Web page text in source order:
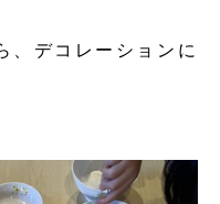
、デコレーションに